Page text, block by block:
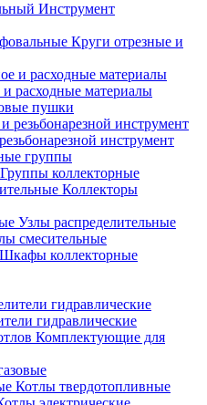
Инструмент
Круги отрезные и
расходные материалы
пушки
инструмент
группы
Группы коллекторные
Коллекторы
Узлы распределительные
смесительные
Шкафы коллекторные
гидравлические
Комплектующие для
Котлы твердотопливные